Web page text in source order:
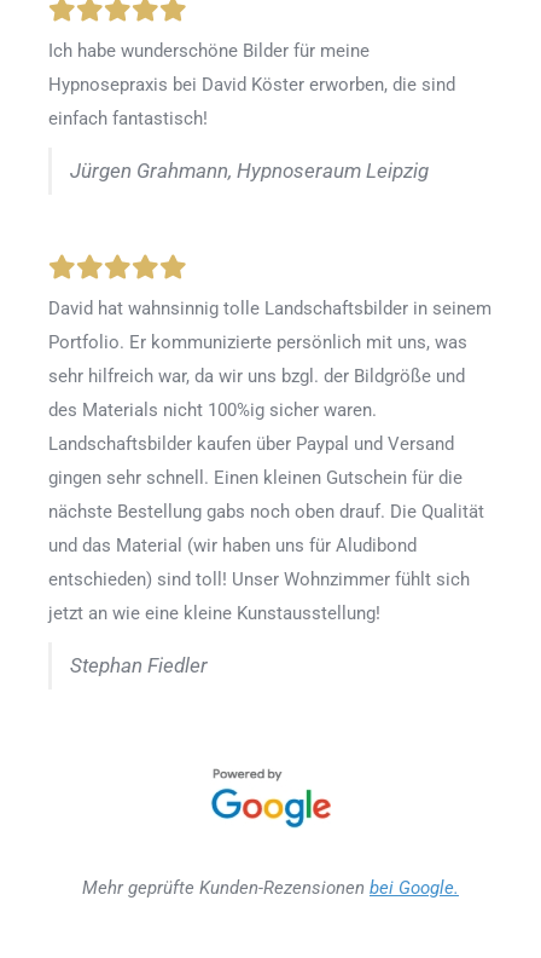
Ich habe wunderschöne Bilder für meine
Hypnosepraxis bei David Köster erworben, die sind
einfach fantastisch!
Jürgen Grahmann, Hypnoseraum Leipzig
David hat wahnsinnig tolle Landschaftsbilder in seinem
Portfolio. Er kommunizierte persönlich mit uns, was
sehr hilfreich war, da wir uns bzgl. der Bildgröße und
des Materials nicht 100%ig sicher waren.
Landschaftsbilder kaufen über Paypal und Versand
gingen sehr schnell. Einen kleinen Gutschein für die
nächste Bestellung gabs noch oben drauf. Die Qualität
und das Material (wir haben uns für Aludibond
entschieden) sind toll! Unser Wohnzimmer fühlt sich
jetzt an wie eine kleine Kunstausstellung!
Stephan Fiedler
Mehr geprüfte Kunden-Rezensionen bei Google.